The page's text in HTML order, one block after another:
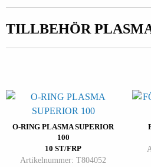
TILLBEHÖR
O-RING PLASMA SUPERIOR
100
10 ST/FRP
Artikelnummer: T804052